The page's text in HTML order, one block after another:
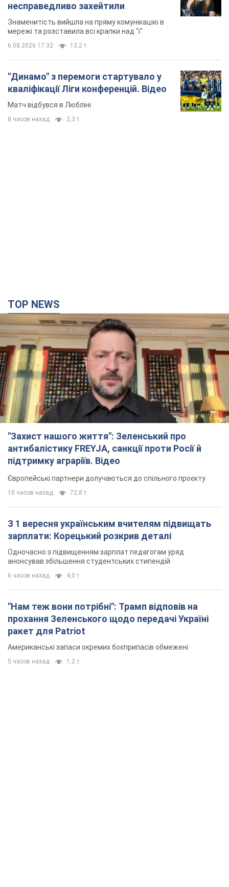
несправедливо захейтили
Знаменитість вийшла на пряму комунікацію в
мережі та розставила всі крапки над "і"
6.08.2026 17:32 13,2 т.
"Динамо" з перемоги стартувало у
кваліфікації Ліги конференцій. Відео
Матч відбувся в Любліні
8 часов назад 2,3 т.
TOP NEWS
"Захист нашого життя": Зеленський про
антибалістику FREYJA, санкції проти Росії й
підтримку аграріїв. Відео
Європейські партнери долучаються до спільного проєкту
10 часов назад 72,8 т.
З 1 вересня українським вчителям підвищать
зарплати: Корецький розкрив деталі
Одночасно з підвищенням зарплат педагогам уряд
анонсував збільшення студентських стипендій
6 часов назад 4,0 т.
"Нам теж вони потрібні": Трамп відповів на
прохання Зеленського щодо передачі Україні
ракет для Patriot
Американські запаси окремих боєприпасів обмежені
5 часов назад 1,2 т.